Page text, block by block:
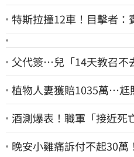
特斯拉撞12車！目擊者：
父代簽…兒「14天教召不
植物人妻獲賠1035萬…尪
酒測爆表！職軍「接近死
晚安小雞痛訴付不起30萬